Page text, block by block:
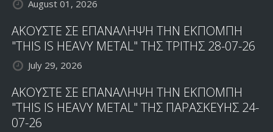
August 01, 2026
ΑΚΟΥΣΤΕ ΣΕ ΕΠΑΝΑΛΗΨΗ ΤΗΝ ΕΚΠΟΜΠΗ
"THIS IS HEAVY METAL" ΤΗΣ ΤΡΙΤΗΣ 28-07-26
July 29, 2026
ΑΚΟΥΣΤΕ ΣΕ ΕΠΑΝΑΛΗΨΗ ΤΗΝ ΕΚΠΟΜΠΗ
"THIS IS HEAVY METAL" ΤΗΣ ΠΑΡΑΣΚΕΥΗΣ 24-
07-26